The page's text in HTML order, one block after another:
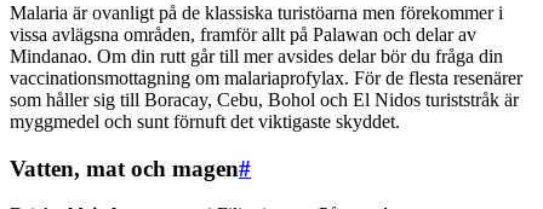
Malaria är ovanligt på de klassiska turistöarna men förekommer i
vissa avlägsna områden, framför allt på Palawan och delar av
Mindanao. Om din rutt går till mer avsides delar bör du fråga din
vaccinationsmottagning om malariaprofylax. För de flesta resenärer
som håller sig till Boracay, Cebu, Bohol och El Nidos turiststråk är
myggmedel och sunt förnuft det viktigaste skyddet.
Vatten, mat och magen#